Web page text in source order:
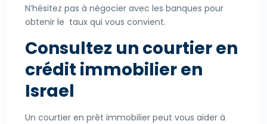
N’hésitez pas à négocier avec les banques pour
obtenir le taux qui vous convient.
Consultez un courtier en
crédit immobilier en
Israel
Un courtier en prêt immobilier peut vous aider à